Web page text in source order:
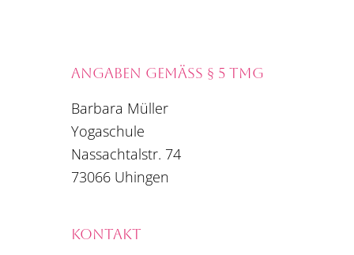
ANGABEN GEMÄSS § 5 TMG
Barbara Müller
Yogaschule
Nassachtalstr. 74
73066 Uhingen
KONTAKT